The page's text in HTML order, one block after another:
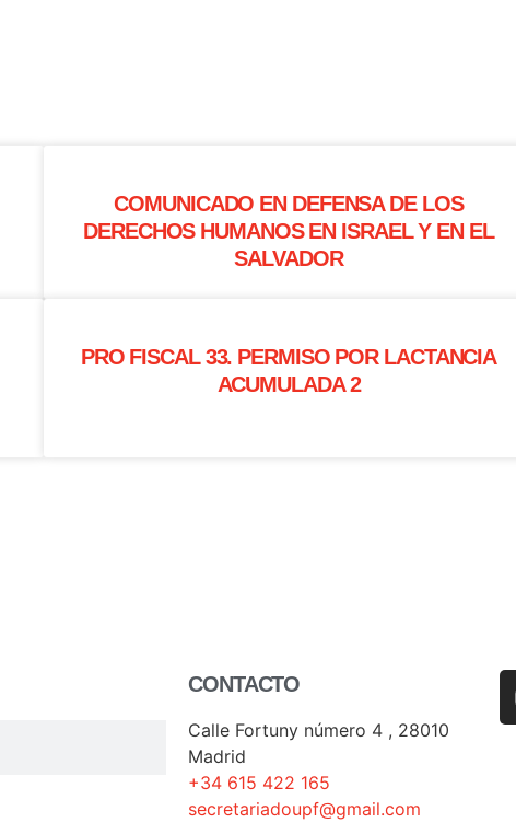
COMUNICADO EN DEFENSA DE LOS
DERECHOS HUMANOS EN ISRAEL Y EN EL
SALVADOR
PRO FISCAL 33. PERMISO POR LACTANCIA
ACUMULADA 2
CONTACTO
Calle Fortuny número 4 , 28010
Madrid
+34 615 422 165
secretariadoupf@gmail.com